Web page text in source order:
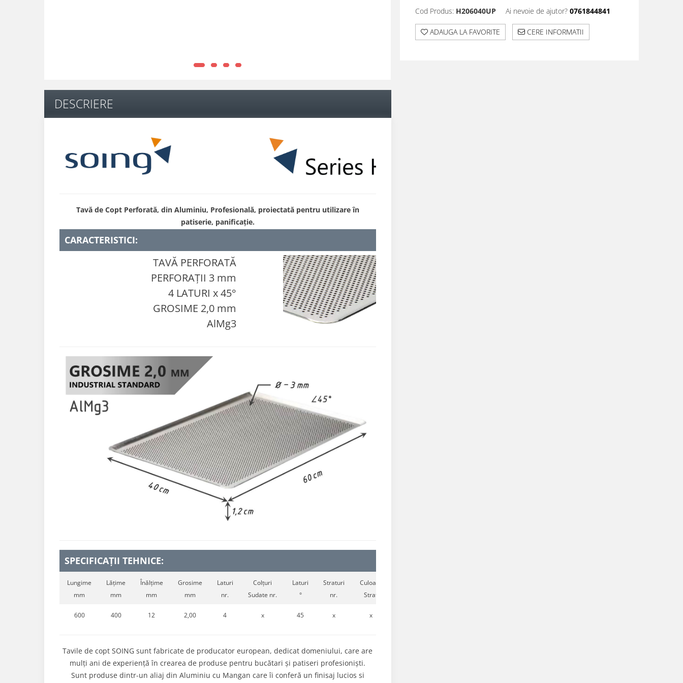
Cod Produs: H206040UP Ai nevoie de ajutor? 0761844841
ADAUGA LA FAVORITE CERE INFORMATII
DESCRIERE
Tavă de Copt Perforată, din Aluminiu, Profesională, proiectată pentru utilizare în
patiserie, panificație.
CARACTERISTICI:
TAVĂ PERFORATĂ
PERFORAȚII 3 mm
4 LATURI x 45°
GROSIME 2,0 mm
AlMg3
SPECIFICAȚII TEHNICE:
Lungime
mm
Lățime
mm
Înălțime
mm
Grosime
mm
Laturi
nr.
Colțuri
Sudate nr.
Laturi
°
Straturi
nr.
Culoare
Strat
600 400 12 2,00 4 x 45 x x
Tavile de copt SOING sunt fabricate de producator european, dedicat domeniului, care are
mulți ani de experiență în crearea de produse pentru bucătari și patiseri profesioniști.
Sunt produse dintr-un aliaj din Aluminiu cu Mangan care îi conferă un finisaj lucios si